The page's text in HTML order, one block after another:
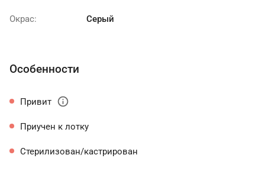
Окрас: Серый
Особенности
Привит info
Приучен к лотку
Стерилизован/кастрирован